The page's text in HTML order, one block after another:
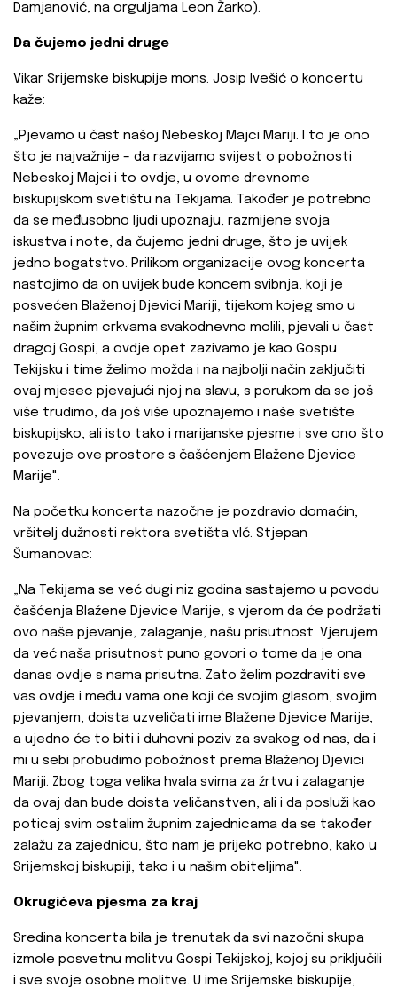
Damjanović, na orguljama Leon Žarko).
Da čujemo jedni druge
Vikar Srijemske biskupije mons. Josip Ivešić o koncertu
kaže:
„Pjevamo u čast našoj Nebeskoj Majci Mariji. I to je ono
što je najvažnije – da razvijamo svijest o pobožnosti
Nebeskoj Majci i to ovdje, u ovome drevnome
biskupijskom svetištu na Tekijama. Također je potrebno
da se međusobno ljudi upoznaju, razmijene svoja
iskustva i note, da čujemo jedni druge, što je uvijek
jedno bogatstvo. Prilikom organizacije ovog koncerta
nastojimo da on uvijek bude koncem svibnja, koji je
posvećen Blaženoj Djevici Mariji, tijekom kojeg smo u
našim župnim crkvama svakodnevno molili, pjevali u čast
dragoj Gospi, a ovdje opet zazivamo je kao Gospu
Tekijsku i time želimo možda i na najbolji način zaključiti
ovaj mjesec pjevajući njoj na slavu, s porukom da se još
više trudimo, da još više upoznajemo i naše svetište
biskupijsko, ali isto tako i marijanske pjesme i sve ono što
povezuje ove prostore s čašćenjem Blažene Djevice
Marije".
Na početku koncerta nazočne je pozdravio domaćin,
vršitelj dužnosti rektora svetišta vlč. Stjepan
Šumanovac:
„Na Tekijama se već dugi niz godina sastajemo u povodu
čašćenja Blažene Djevice Marije, s vjerom da će podržati
ovo naše pjevanje, zalaganje, našu prisutnost. Vjerujem
da već naša prisutnost puno govori o tome da je ona
danas ovdje s nama prisutna. Zato želim pozdraviti sve
vas ovdje i među vama one koji će svojim glasom, svojim
pjevanjem, doista uzveličati ime Blažene Djevice Marije,
a ujedno će to biti i duhovni poziv za svakog od nas, da i
mi u sebi probudimo pobožnost prema Blaženoj Djevici
Mariji. Zbog toga velika hvala svima za žrtvu i zalaganje
da ovaj dan bude doista veličanstven, ali i da posluži kao
poticaj svim ostalim župnim zajednicama da se također
zalažu za zajednicu, što nam je prijeko potrebno, kako u
Srijemskoj biskupiji, tako i u našim obiteljima".
Okrugićeva pjesma za kraj
Sredina koncerta bila je trenutak da svi nazočni skupa
izmole posvetnu molitvu Gospi Tekijskoj, kojoj su priključili
i sve svoje osobne molitve. U ime Srijemske biskupije,